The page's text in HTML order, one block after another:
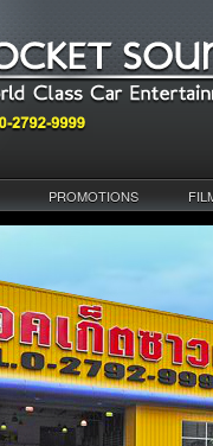
PROMOTIONS